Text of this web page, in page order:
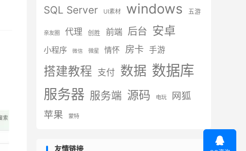
SQL Server UI素材 windows 五游
亲友圈 代理 创胜 前端 后台 安卓
小程序 微信 微星 情怀 房卡 手游
搭建教程 支付 数据 数据库
服务器 服务端 源码 电玩
网狐
苹果
蒙特
友情链接
